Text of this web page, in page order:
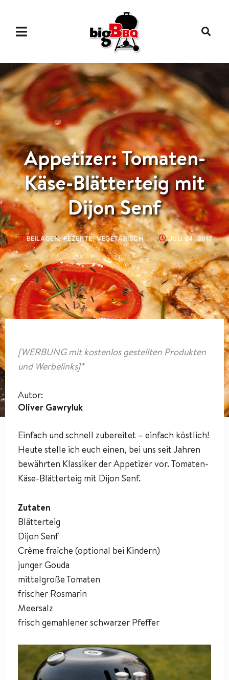
Appetizer: Tomaten-
Käse-Blätterteig mit
Dijon Senf
BEILAGEN,REZEPTE,VEGETARISCH JULI 24, 2017
[WERBUNG mit kostenlos gestellten Produkten
und Werbelinks]*
Autor:
Oliver Gawryluk
Einfach und schnell zubereitet – einfach köstlich!
Heute stelle ich euch einen, bei uns seit Jahren
bewährten Klassiker der Appetizer vor. Tomaten-
Käse-Blätterteig mit Dijon Senf.
Zutaten
Blätterteig
Dijon Senf
Crème fraîche (optional bei Kindern)
junger Gouda
mittelgroße Tomaten
frischer Rosmarin
Meersalz
frisch gemahlener schwarzer Pfeffer